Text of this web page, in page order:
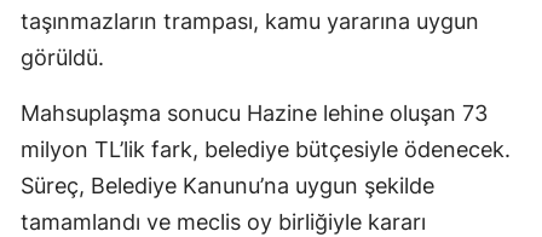
taşınmazların trampası, kamu yararına uygun
görüldü.
Mahsuplaşma sonucu Hazine lehine oluşan 73
milyon TL’lik fark, belediye bütçesiyle ödenecek.
Süreç, Belediye Kanunu’na uygun şekilde
tamamlandı ve meclis oy birliğiyle kararı